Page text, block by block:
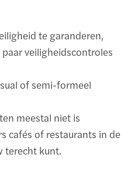
te garanderen,
veiligheidscontroles
of semi-formeel
meestal niet is
cafés of restaurants in de
terecht kunt.